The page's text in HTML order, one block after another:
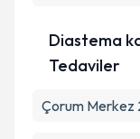
Diastema
Tedaviler
Çorum Merkez